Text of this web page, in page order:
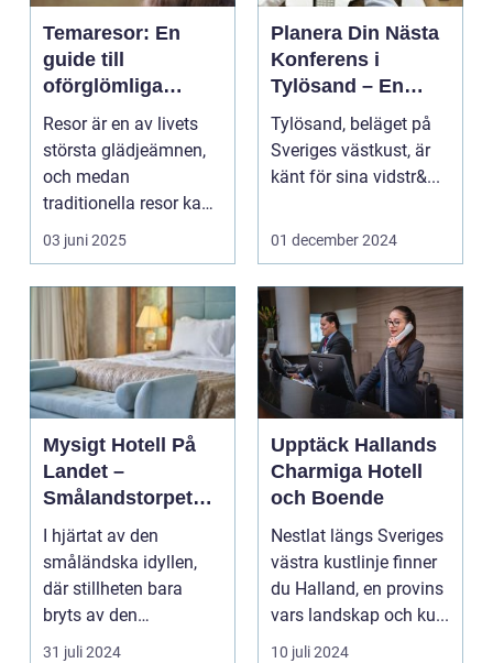
Temaresor: En
guide till
oförglömliga
upplevelser
Resor är en av livets
största glädjeämnen,
och medan
traditionella resor kan
bju...
03 juni 2025
Planera Din Nästa
Konferens i
Tylösand – En
Oslagbar
Upplevelse
Tylösand, beläget på
Sveriges västkust, är
känt för sina vidstr&...
01 december 2024
Mysigt Hotell På
Landet –
Smålandstorpets
Enchanted Retreat
I hjärtat av den
småländska idyllen,
där stillheten bara
bryts av den
harmonisk...
31 juli 2024
Upptäck Hallands
Charmiga Hotell
och Boende
Nestlat längs Sveriges
västra kustlinje finner
du Halland, en provins
vars landskap och ku...
10 juli 2024